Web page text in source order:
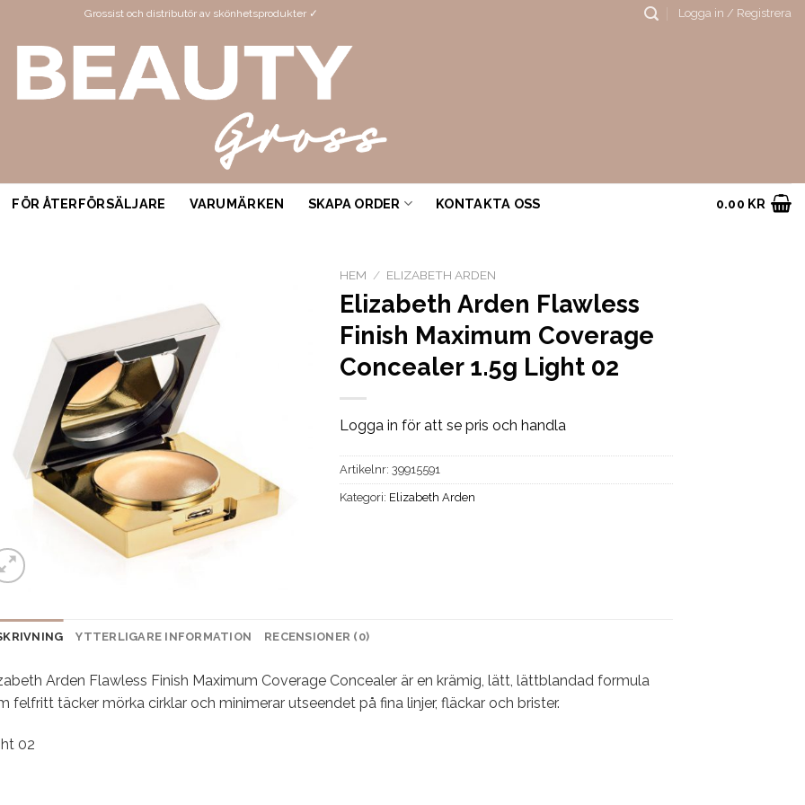
Grossist och distributör av skönhetsprodukter ✓ Logga in / Registrera
FÖR ÅTERFÖRSÄLJARE VARUMÄRKEN SKAPA ORDER KONTAKTA OSS 0.00 KR
HEM / ELIZABETH ARDEN
Elizabeth Arden Flawless
Finish Maximum Coverage
Concealer 1.5g Light 02
Logga in för att se pris och handla
Artikelnr:39915591
Kategori: Elizabeth Arden
YTTERLIGARE INFORMATION RECENSIONER (0)
Arden Flawless Finish Maximum Coverage Concealer är en krämig, lätt, lättblandad formula
felfritt täcker mörka cirklar och minimerar utseendet på fina linjer, fläckar och brister.
02